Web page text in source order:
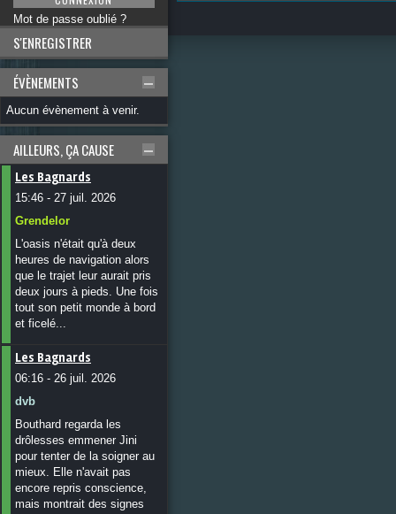
Mot de passe oublié ?
S'ENREGISTRER
ÉVÈNEMENTS
Aucun évènement à venir.
AILLEURS, ÇA CAUSE
Les Bagnards
15:46 - 27 juil. 2026
Grendelor
L'oasis n'était qu'à deux
heures de navigation alors
que le trajet leur aurait pris
deux jours à pieds. Une fois
tout son petit monde à bord
et ficelé...
Les Bagnards
06:16 - 26 juil. 2026
dvb
Bouthard regarda les
drôlesses emmener Jini
pour tenter de la soigner au
mieux. Elle n'avait pas
encore repris conscience,
mais montrait des signes